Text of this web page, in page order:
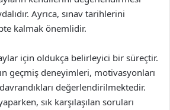
Ayrıca, sınav tarihlerini
kalmak önemlidir.
için oldukça belirleyici bir süreçtir.
geçmiş deneyimleri, motivasyonları
değerlendirilmektedir.
sık karşılaşılan soruları